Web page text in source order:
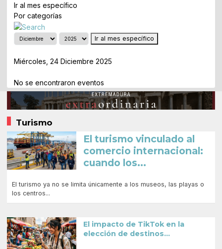
Ir al mes específico
Por categorías
Ir al mes específico
Miércoles, 24 Diciembre 2025
No se encontraron eventos
Turismo
El turismo vinculado al
comercio internacional:
cuando los...
El turismo ya no se limita únicamente a los museos, las playas o
los centros...
El impacto de TikTok en la
elección de destinos...